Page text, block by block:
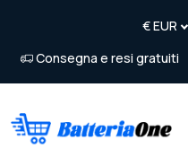
Consegna e resi gratuiti